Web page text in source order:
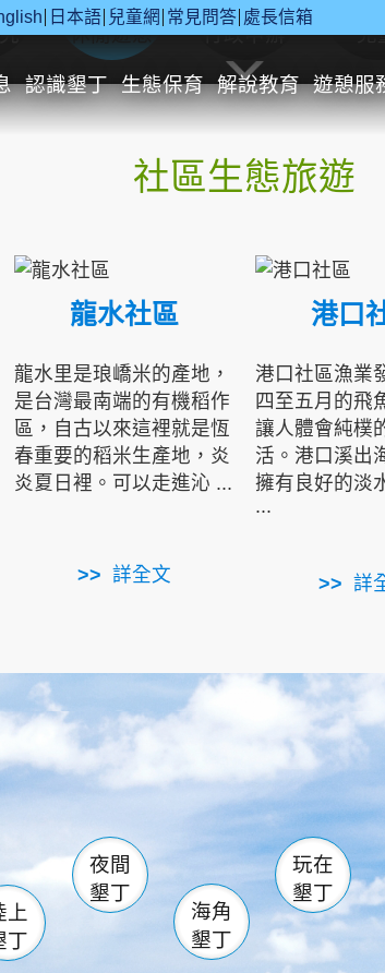
日本語 兒童網 常見問答 處長信箱
認識墾丁 生態保育 解說教育 遊憩服
休閒遊憩 行政申辦 兒
社區生態旅遊
龍水社區
龍水里是琅嶠米的產地，
是台灣最南端的有機稻作
區，自古以來這裡就是恆
春重要的稻米生產地，炎
炎夏日裡。可以走進沁 ...
詳全文
港口
港口社區漁業
四至五月的飛
讓人體會純樸
活。港口溪出
擁有良好的淡
...
詳
南仁湖
滿州 佳樂水
森林遊樂區
墾管處遊客中心
社頂公園 風吹沙
船帆石 龍磐公園
香蕉灣 龍坑
鵝鑾鼻
上
丁
夜間
墾丁
海角
墾丁
玩在
墾丁